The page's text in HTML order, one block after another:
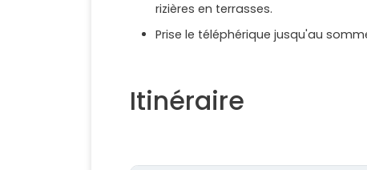
rizières en terrasses.
Prise le téléphérique jusqu'au
Itinéraire